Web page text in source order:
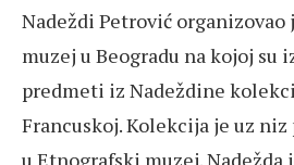
Nadeždi Petrović organizovao
muzej u Beogradu na kojoj su
predmeti iz Nadeždine
Francuskoj. Kolekcija je uz
u Etnografski muzej. Nadežda